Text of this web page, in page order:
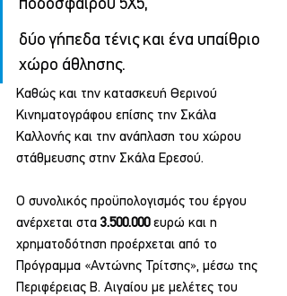
ποδοσφαίρου 5Χ5,
δύο γήπεδα τένις και ένα υπαίθριο
χώρο άθλησης.
Καθώς και την κατασκευή Θερινού
Κινηματογράφου επίσης την Σκάλα
Καλλονής και την ανάπλαση του χώρου
στάθμευσης στην Σκάλα Ερεσού.
Ο συνολικός προϋπολογισμός του έργου
ανέρχεται στα 3.500.000 ευρώ και η
χρηματοδότηση προέρχεται από το
Πρόγραμμα «Αντώνης Τρίτσης», μέσω της
Περιφέρειας Β. Αιγαίου με μελέτες του